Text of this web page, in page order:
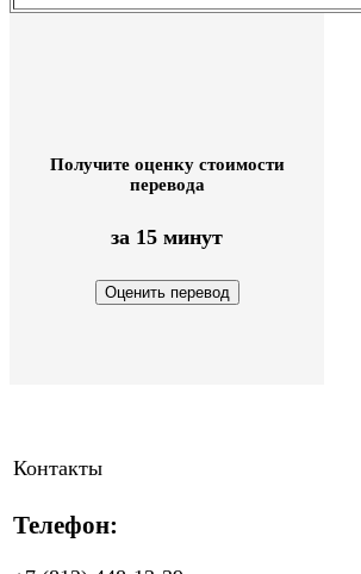
Получите оценку стоимости
перевода
за 15 минут
Контакты
Телефон: